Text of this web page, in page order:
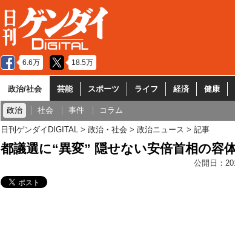
6.6万 18.5万
政治/社会 芸能 スポーツ ライフ 経済 健康
政治 社会 事件 コラム
日刊ゲンダイDIGITAL 政治・社会 政治ニュース 記事
都議選に“異変” 隠せない安倍首相の容
公開日：